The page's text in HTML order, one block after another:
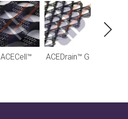
ACECell™ ACEDrain™ G